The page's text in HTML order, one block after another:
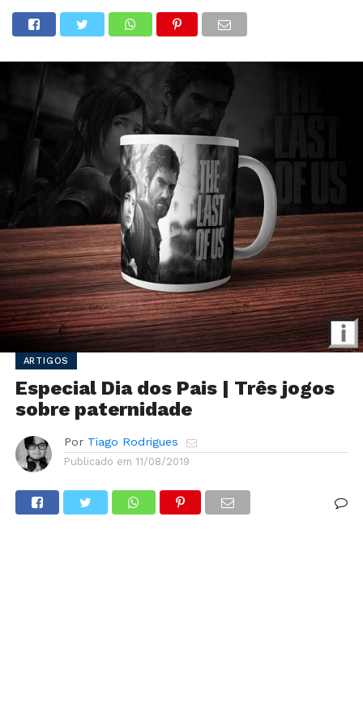
ARTIGOS
Especial Dia dos Pais | Três jogos
sobre paternidade
Por Tiago Rodrigues
Publicado em 11/08/2019